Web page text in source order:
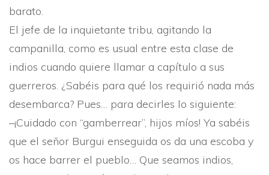
barato.
El jefe de la inquietante tribu, agitando la
campanilla, como es usual entre esta clase de
indios cuando quiere llamar a capí­tulo a sus
guerreros. ¿Sabéis para qué los requirió nada más
desembarca? Pues… para decirles lo siguiente:
–¡Cuidado con “gamberrear”, hijos mí­os! Ya sabéis
que el señor Burgui enseguida os da una escoba y
os hace barrer el pueblo… Que seamos indios,